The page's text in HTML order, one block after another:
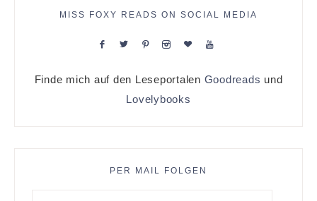
MISS FOXY READS ON SOCIAL MEDIA
Finde mich auf den Leseportalen Goodreads und
Lovelybooks
PER MAIL FOLGEN